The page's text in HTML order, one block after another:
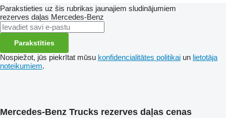
Parakstieties uz šis rubrikas jaunajiem sludinājumiem
rezerves daļas Mercedes-Benz
Parakstīties
Nospiežot, jūs piekrītat mūsu konfidencialitātes politikai un lietotāja
noteikumiem.
Mercedes-Benz Trucks rezerves daļas cenas